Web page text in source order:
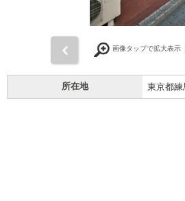
画像タップで拡大表示
所在地 東京都